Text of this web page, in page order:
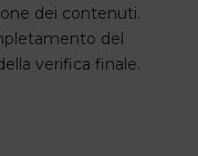
dei contenuti.
del
verifica finale.